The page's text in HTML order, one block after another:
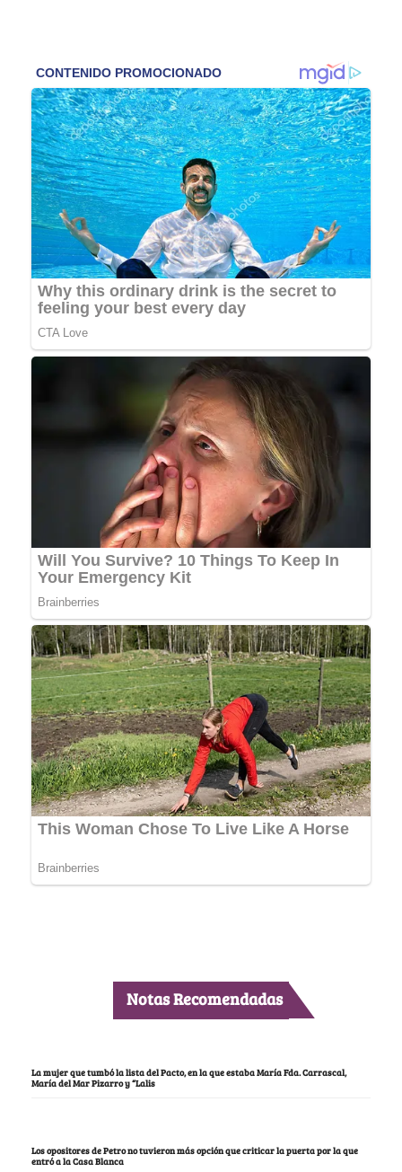
Notas Recomendadas
La mujer que tumbó la lista del Pacto, en la que estaba María Fda. Carrascal,
María del Mar Pizarro y “Lalis
Los opositores de Petro no tuvieron más opción que criticar la puerta por la que
entró a la Casa Blanca